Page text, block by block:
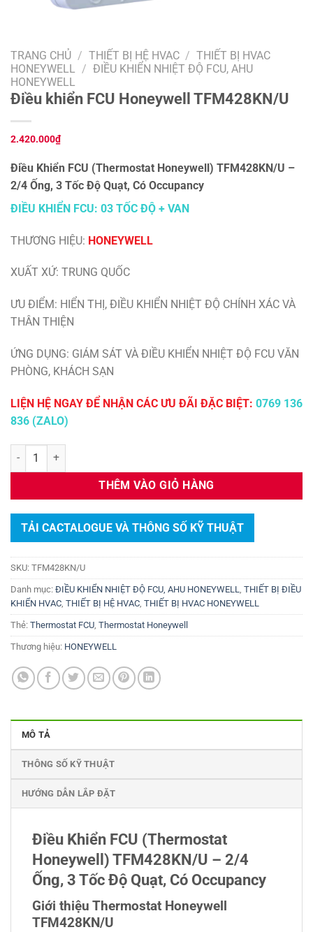
TRANG CHỦ / THIẾT BỊ HỆ HVAC / THIẾT BỊ HVAC
HONEYWELL / ĐIỀU KHIỂN NHIỆT ĐỘ FCU, AHU
HONEYWELL
Điều khiển FCU Honeywell TFM428KN/U
2.420.000₫
Điều Khiển FCU (Thermostat Honeywell) TFM428KN/U –
2/4 Ống, 3 Tốc Độ Quạt, Có Occupancy
ĐIỀU KHIỂN FCU: 03 TỐC ĐỘ + VAN
THƯƠNG HIỆU: HONEYWELL
XUẤT XỨ: TRUNG QUỐC
ƯU ĐIỂM: HIỂN THỊ, ĐIỀU KHIỂN NHIỆT ĐỘ CHÍNH XÁC VÀ
THÂN THIỆN
ỨNG DỤNG: GIÁM SÁT VÀ ĐIỀU KHIỂN NHIỆT ĐỘ FCU VĂN
PHÒNG, KHÁCH SẠN
LIỆN HỆ NGAY ĐỂ NHẬN CÁC ƯU ĐÃI ĐẶC BIỆT: 0769 136
836 (ZALO)
Điều khiển FCU Honeywell TFM428KN/U số lượng
THÊM VÀO GIỎ HÀNG
TẢI CACTALOGUE VÀ THÔNG SỐ KỸ THUẬT
SKU: TFM428KN/U
Danh mục: ĐIỀU KHIỂN NHIỆT ĐỘ FCU, AHU HONEYWELL, THIẾT BỊ ĐIỀU
KHIỂN HVAC, THIẾT BỊ HỆ HVAC, THIẾT BỊ HVAC HONEYWELL
Thẻ: Thermostat FCU, Thermostat Honeywell
Thương hiệu: HONEYWELL
MÔ TẢ
THÔNG SỐ KỸ THUẬT
HƯỚNG DẪN LẮP ĐẶT
Điều Khiển FCU (Thermostat
Honeywell) TFM428KN/U – 2/4
Ống, 3 Tốc Độ Quạt, Có Occupancy
Giới thiệu Thermostat Honeywell
TFM428KN/U